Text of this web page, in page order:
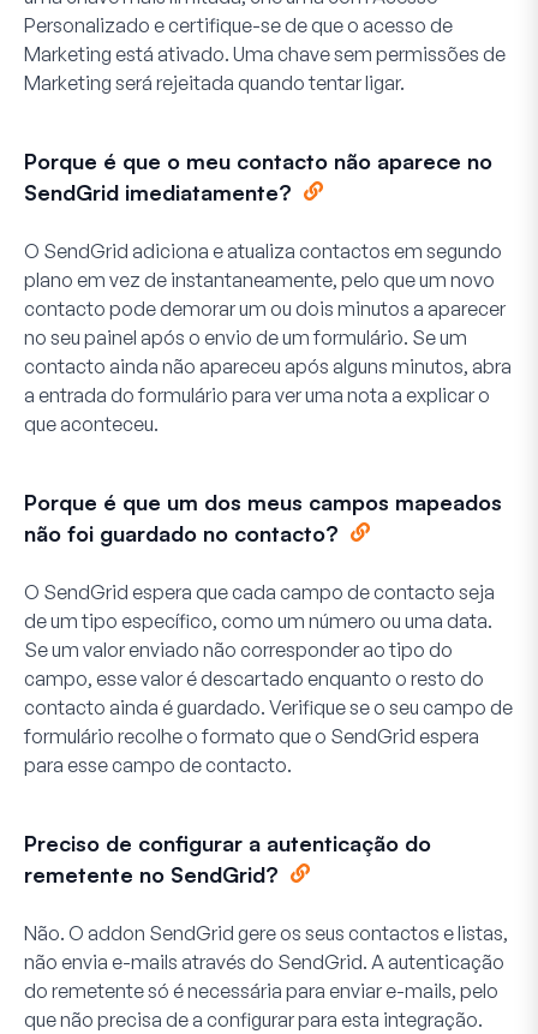
Personalizado e certifique-se de que o acesso de
Marketing está ativado. Uma chave sem permissões de
Marketing será rejeitada quando tentar ligar.
Porque é que o meu contacto não aparece no
SendGrid imediatamente?
O SendGrid adiciona e atualiza contactos em segundo
plano em vez de instantaneamente, pelo que um novo
contacto pode demorar um ou dois minutos a aparecer
no seu painel após o envio de um formulário. Se um
contacto ainda não apareceu após alguns minutos, abra
a entrada do formulário para ver uma nota a explicar o
que aconteceu.
Porque é que um dos meus campos mapeados
não foi guardado no contacto?
O SendGrid espera que cada campo de contacto seja
de um tipo específico, como um número ou uma data.
Se um valor enviado não corresponder ao tipo do
campo, esse valor é descartado enquanto o resto do
contacto ainda é guardado. Verifique se o seu campo de
formulário recolhe o formato que o SendGrid espera
para esse campo de contacto.
Preciso de configurar a autenticação do
remetente no SendGrid?
Não. O addon SendGrid gere os seus contactos e listas,
não envia e-mails através do SendGrid. A autenticação
do remetente só é necessária para enviar e-mails, pelo
que não precisa de a configurar para esta integração.